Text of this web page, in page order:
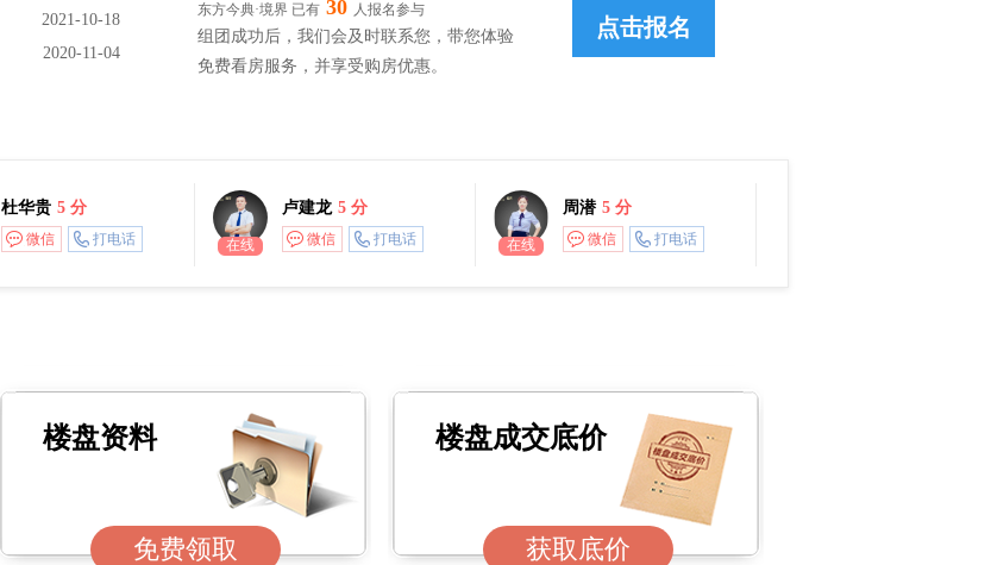
2021-10-18
2020-11-04
东方今典·境界 已有 30 人报名参与
组团成功后，我们会及时联系您，带您体验
免费看房服务，并享受购房优惠。
杜华贵 5 分
微信 打电话 在线
卢建龙 5 分
微信 打电话 在线
周潜 5 分
微信 打电话
楼盘资料
免费领取
楼盘成交底价
获取底价